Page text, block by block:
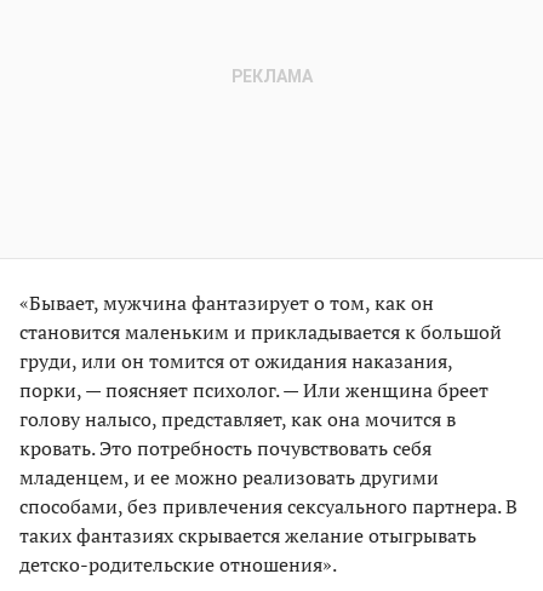
«Бывает, мужчина фантазирует о том, как он
становится маленьким и прикладывается к большой
груди, или он томится от ожидания наказания,
порки, — поясняет психолог. — Или женщина бреет
голову налысо, представляет, как она мочится в
кровать. Это потребность почувствовать себя
младенцем, и ее можно реализовать другими
способами, без привлечения сексуального партнера. В
таких фантазиях скрывается желание отыгрывать
детско-родительские отношения».